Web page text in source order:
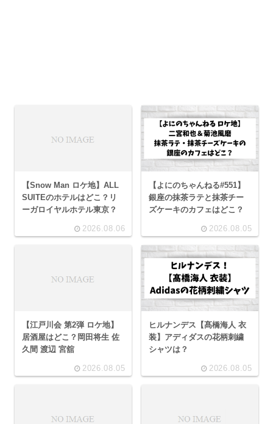
【Snow Man ロケ地】ALL
SUITEのホテルはどこ？リ
ーガロイヤルホテル東京？
2026.08.06
【よにのちゃんねる#551】
銀座の抹茶ラテと抹茶チー
ズケーキのカフェはどこ？
2026.08.05
【江戸川会 第2弾 ロケ地】
居酒屋はどこ？岡田将生 佐
久間 渡辺 宮舘
2026.08.05
ヒルナンデス【髙橋海人 衣
装】アディダスの花柄刺繍
シャツは？
2026.08.05